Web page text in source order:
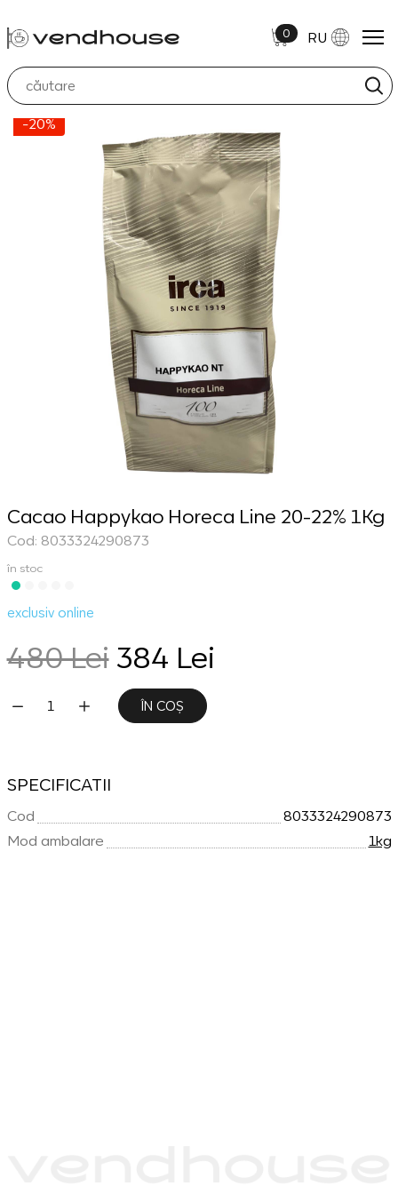
0 RU
-20%
Cacao Happykao Horeca Line 20-22% 1Kg
Cod: 8033324290873
în stoc
exclusiv online
480 Lei 384 Lei
ÎN COȘ
SPECIFICATII
Cod
8033324290873
Mod ambalare
1kg